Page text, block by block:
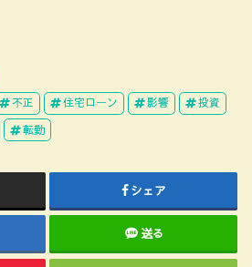
不正 住宅ローン 影響
投資
転勤
シェア
送る